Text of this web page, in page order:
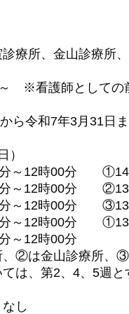
所、金山診療所、
看護師としての前
令和7年3月31日ま
12時00分 ①14時
12時00分 ②13時
12時00分 ③13時
12時00分 ①13時
12時00分
は金山診療所、③
第2、4、5週と